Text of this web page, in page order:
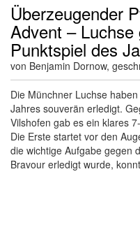
Überzeugender
Advent –
Punktspiel des
von Benjamin Dornow,
Die Münchner Luchse
Jahres souverän erledigt.
Vilshofen gab es ein klares
Die Erste startet vor den
die wichtige Aufgabe gegen
Bravour erledigt wurde,